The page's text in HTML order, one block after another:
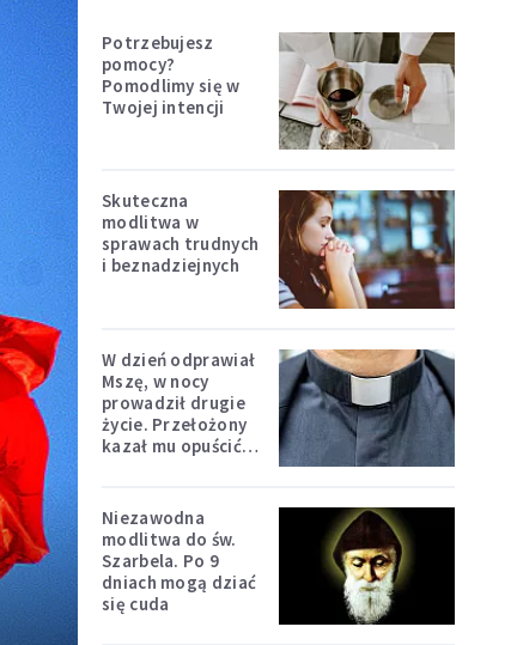
Potrzebujesz
pomocy?
Pomodlimy się w
Twojej intencji
Skuteczna
modlitwa w
sprawach trudnych
i beznadziejnych
W dzień odprawiał
Mszę, w nocy
prowadził drugie
życie. Przełożony
kazał mu opuścić
Niezawodna
modlitwa do św.
Szarbela. Po 9
dniach mogą dziać
się cuda